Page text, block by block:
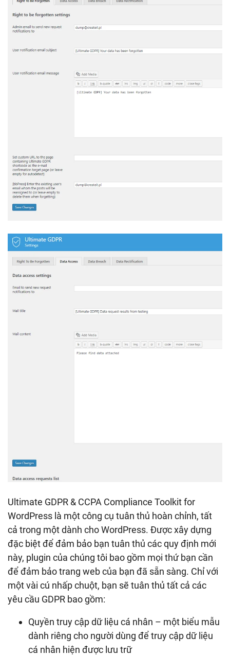
Ultimate GDPR & CCPA Compliance Toolkit for
WordPress là một công cụ tuân thủ hoàn chỉnh, tất
cả trong một dành cho WordPress. Được xây dựng
đặc biệt để đảm bảo bạn tuân thủ các quy định mới
này, plugin của chúng tôi bao gồm mọi thứ bạn cần
để đảm bảo trang web của bạn đã sẵn sàng. Chỉ với
một vài cú nhấp chuột, bạn sẽ tuân thủ tất cả các
yêu cầu GDPR bao gồm:
Quyền truy cập dữ liệu cá nhân – một biểu mẫu
dành riêng cho người dùng để truy cập dữ liệu
cá nhân hiện được lưu trữ